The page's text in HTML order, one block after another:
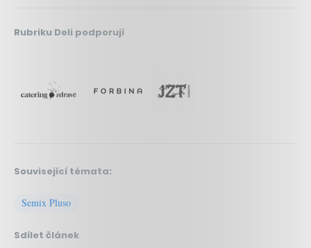
Rubriku Deli podporují
Související témata:
Semix Pluso
Sdílet článek